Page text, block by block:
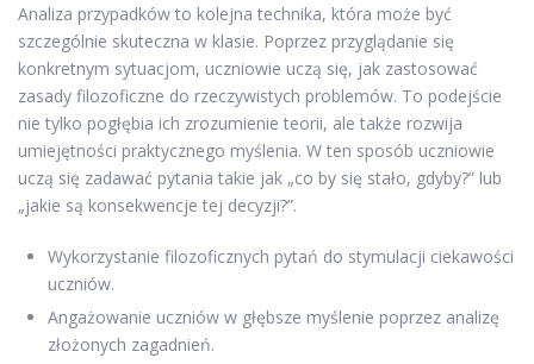
Analiza przypadków to kolejna technika, która może być
szczególnie skuteczna w klasie. Poprzez przyglądanie się
konkretnym sytuacjom, uczniowie uczą się, jak zastosować
zasady filozoficzne do rzeczywistych problemów. To podejście
nie tylko pogłębia ich zrozumienie teorii, ale także rozwija
umiejętności praktycznego myślenia. W ten sposób uczniowie
uczą się zadawać pytania takie jak „co by się stało, gdyby?” lub
„jakie są konsekwencje tej decyzji?”.
Wykorzystanie filozoficznych pytań do stymulacji ciekawości
uczniów.
Angażowanie uczniów w głębsze myślenie poprzez analizę
złożonych zagadnień.